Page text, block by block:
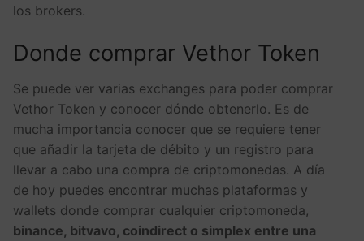
los brokers.
Donde comprar Vethor Token
Se puede ver varias exchanges para poder comprar
Vethor Token y conocer dónde obtenerlo. Es de
mucha importancia conocer que se requiere tener
que añadir la tarjeta de débito y un registro para
llevar a cabo una compra de criptomonedas. A día
de hoy puedes encontrar muchas plataformas y
wallets donde comprar cualquier criptomoneda,
binance, bitvavo, coindirect o simplex entre una